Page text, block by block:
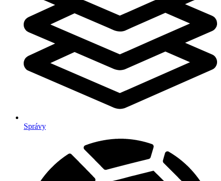
Správy